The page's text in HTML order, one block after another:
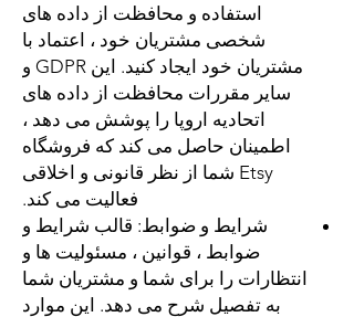
استفاده و محافظت از داده های
شخصی مشتریان خود ، اعتماد با
مشتریان خود ایجاد کنید. این GDPR و
سایر مقررات محافظت از داده های
اتحادیه اروپا را پوشش می دهد ،
اطمینان حاصل می کند که فروشگاه
Etsy شما از نظر قانونی و اخلاقی
فعالیت می کند.
شرایط و ضوابط: قالب شرایط و
ضوابط ، قوانین ، مسئولیت ها و
انتظارات را برای شما و مشتریان شما
به تفصیل شرح می دهد. این موارد